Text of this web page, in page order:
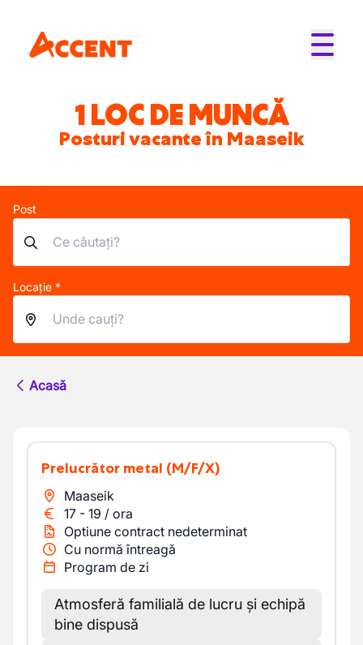
1 LOC DE MUNCĂ
Posturi vacante în Maaseik
Post
Locație *
Acasă
Prelucrător metal (M/F/X)
Maaseik
17 - 19 / ora
Optiune contract nedeterminat
Cu normă întreagă
Program de zi
Atmosferă familială de lucru și echipă
bine dispusă